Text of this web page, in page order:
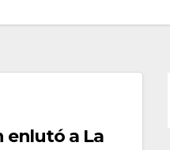
enlutó a La